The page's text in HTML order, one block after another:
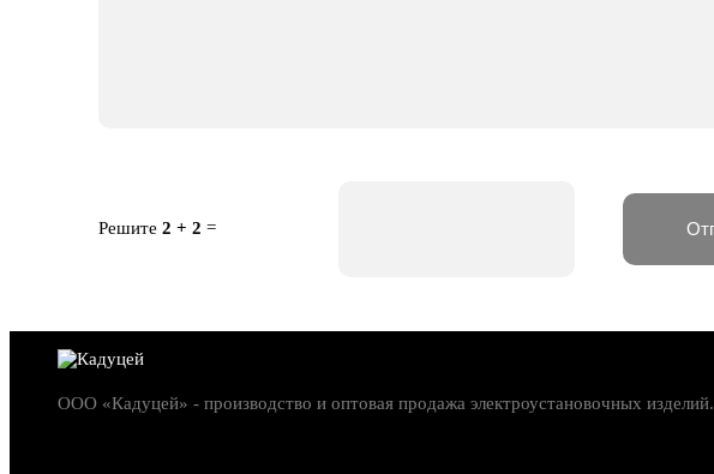
Решите 2 + 2 =
ООО «Кадуцей» - производство и оптовая продажа электроустановочных изделий.